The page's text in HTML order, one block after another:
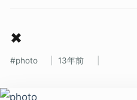
✖
photo 13年前